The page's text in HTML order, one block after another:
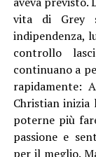
vita di Grey
indipendenza,
controllo
continuano a
rapidamente:
Christian
poterne più
passione e
per il meglio.